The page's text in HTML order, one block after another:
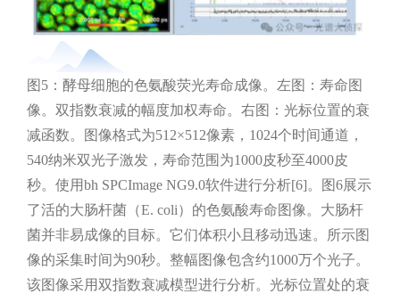
图5：酵母细胞的色氨酸荧光寿命成像。左图：寿命图
像。双指数衰减的幅度加权寿命。右图：光标位置的衰
减函数。图像格式为512×512像素，1024个时间通道，
540纳米双光子激发，寿命范围为1000皮秒至4000皮
秒。使用bh SPCImage NG9.0软件进行分析[6]。图6展示
了活的大肠杆菌（E. coli）的色氨酸寿命图像。大肠杆
菌并非易成像的目标。它们体积小且移动迅速。所示图
像的采集时间为90秒。整幅图像包含约1000万个光子。
该图像采用双指数衰减模型进行分析。光标位置处的衰